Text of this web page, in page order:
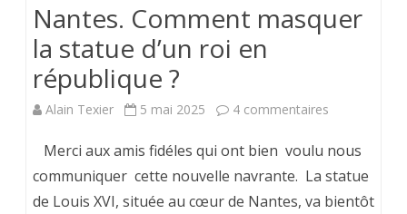
la
Nantes. Comment masquer
la statue d’un roi en
république ?
Alain Texier 5 mai 2025 4 commentaires
Comment
masquer
Merci aux amis fidéles qui ont bien voulu nous
communiquer cette nouvelle navrante. La statue
de Louis XVI, située au cœur de Nantes, va bientôt